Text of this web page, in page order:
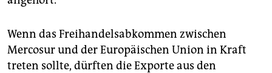
Wenn das Freihandelsabkommen zwischen
Mercosur und der Europäischen Union in Kraft
treten sollte, dürften die Exporte aus den